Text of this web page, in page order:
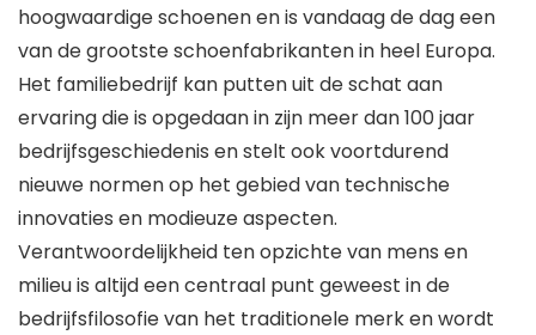
hoogwaardige schoenen en is vandaag de dag een
van de grootste schoenfabrikanten in heel Europa.
Het familiebedrijf kan putten uit de schat aan
ervaring die is opgedaan in zijn meer dan 100 jaar
bedrijfsgeschiedenis en stelt ook voortdurend
nieuwe normen op het gebied van technische
innovaties en modieuze aspecten.
Verantwoordelijkheid ten opzichte van mens en
milieu is altijd een centraal punt geweest in de
bedrijfsfilosofie van het traditionele merk en wordt